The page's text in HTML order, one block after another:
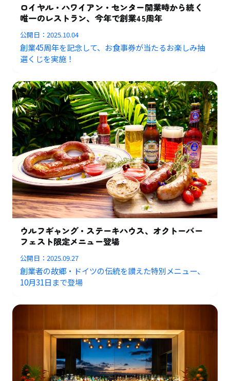
ロイヤル・ハワイアン・センター開業時から続く
唯一のレストラン、今年で創業45周年
公開日：2025.10.04
創業45周年を記念して、お食事券が当たるお楽しみ抽
選くじを実施！
ウルフギャング・ステーキハウス、オクトーバー
フェスト限定メニュー登場
公開日：2025.09.27
創業者の故郷・ドイツの伝統を讃えた特別メニュー、
10月31日まで登場